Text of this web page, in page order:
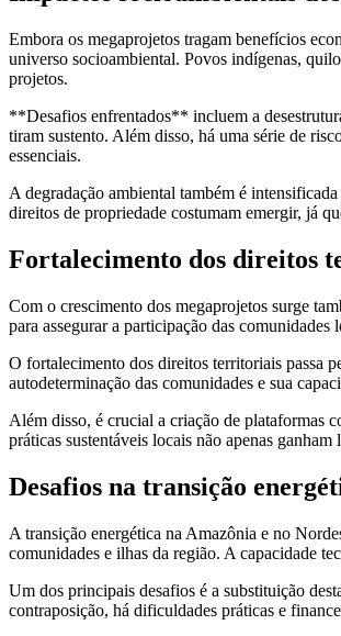
Embora os megaprojetos tragam benefícios
universo socioambiental. Povos indígenas,
projetos.
**Desafios enfrentados** incluem a
tiram sustento. Além disso, há uma série de
essenciais.
A degradação ambiental também é
direitos de propriedade costumam emergir, já
Fortalecimento dos direitos
Com o crescimento dos megaprojetos surge
para assegurar a participação das
O fortalecimento dos direitos territoriais passa
autodeterminação das comunidades e sua
Além disso, é crucial a criação de plataformas
práticas sustentáveis locais não apenas
Desafios na transição
A transição energética na Amazônia e no
comunidades e ilhas da região. A capacidade
Um dos principais desafios é a substituição
contraposição, há dificuldades práticas e